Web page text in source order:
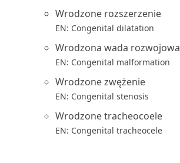
Wrodzone rozszerzenie
EN: Congenital dilatation
Wrodzona wada rozwojowa
EN: Congenital malformation
Wrodzone zwężenie
EN: Congenital stenosis
Wrodzone tracheocoele
EN: Congenital tracheocele